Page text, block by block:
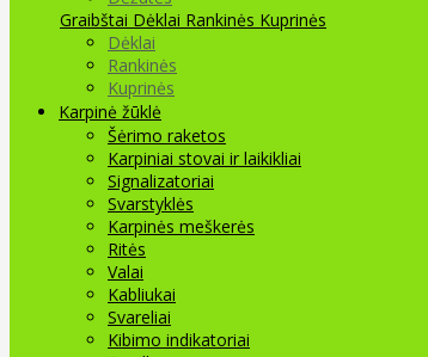
Graibštai Dėklai Rankinės Kuprinės
Dėklai
Rankinės
Kuprinės
Karpinė žūklė
Šėrimo raketos
Karpiniai stovai ir laikikliai
Signalizatoriai
Svarstyklės
Karpinės meškerės
Ritės
Valai
Kabliukai
Svareliai
Kibimo indikatoriai